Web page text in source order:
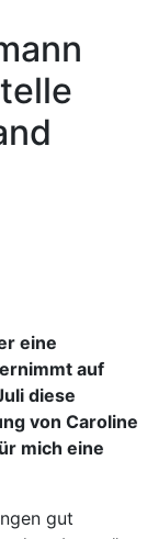
eine
auf
diese
von Caroline
mich eine
gut